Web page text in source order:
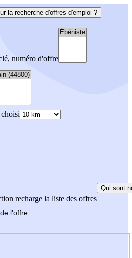
la recherche d'offres d'emploi ?
numéro d'offre
recharge la liste des offres
Qui sont
de l'offre